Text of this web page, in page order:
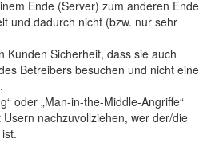
Ende (Server) zum anderen Ende
und dadurch nicht (bzw. nur sehr
Kunden Sicherheit, dass sie auch
Betreibers besuchen und nicht eine
oder „Man-in-the-Middle-Angriffe“
nachzuvollziehen, wer der/die